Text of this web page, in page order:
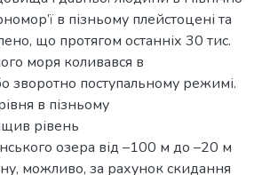
в пізньому плейстоцені та
що протягом останніх 30 тис.
моря коливався в
зворотно поступальному режимі.
в пізньому
рівень
озера від –100 м до –20 м
можливо, за рахунок скидання